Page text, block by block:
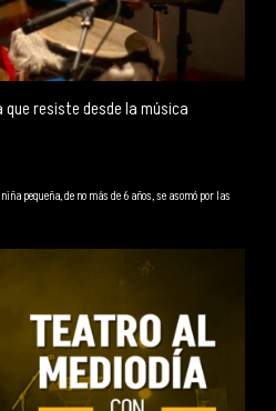
resiste desde la música
pequeña, de no más de 6 años, se asomó por las